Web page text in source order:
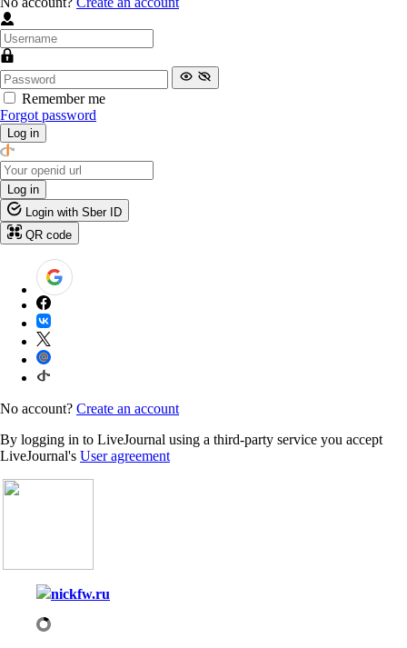
Remember me
Forgot password
Log in
Log in
Login with Sber ID
QR code
No account? Create an account
By logging in to LiveJournal using a third-party service you accept
LiveJournal's User agreement
nickfw.ru